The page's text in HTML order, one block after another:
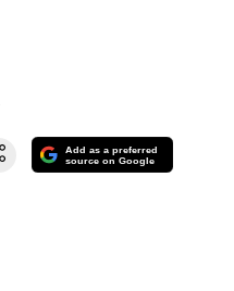
Add as a preferred
source on Google